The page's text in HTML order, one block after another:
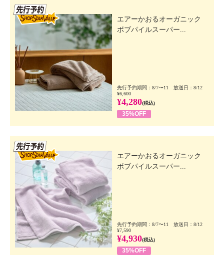
エアーかおるオーガニック
ボブパイルスーパー...
先行予約期間：8/7〜11 放送日：8/12
¥6,600
¥4,280(税込)
35%OFF
エアーかおるオーガニック
ボブパイルスーパー...
先行予約期間：8/7〜11 放送日：8/12
¥7,590
¥4,930(税込)
35%OFF